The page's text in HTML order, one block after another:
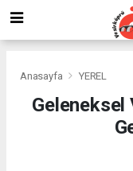
Anasayfa YEREL